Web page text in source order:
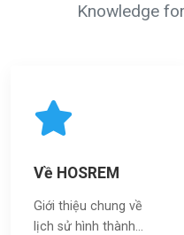
Knowledge
Về HOSREM
Giới thiệu chung về
lịch sử hình thành...